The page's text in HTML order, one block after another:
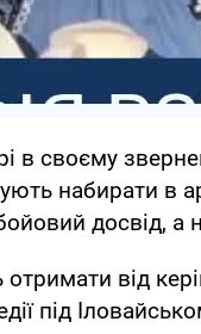
в своєму
набирати в
досвід, а
від
під